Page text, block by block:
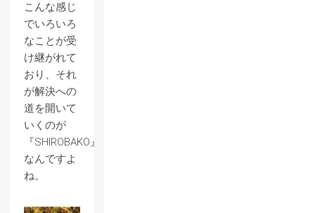
こんな感じ
でいろいろ
なことが受
け継がれて
おり、それ
が解決への
道を開いて
いくのが
『SHIROBAKO』
なんですよ
ね。